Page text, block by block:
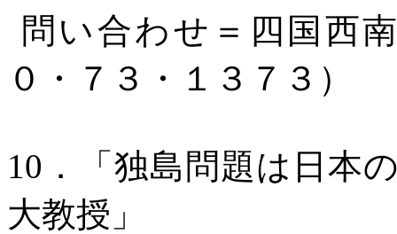
問い合わせ＝四国西
０・７３・１３７３）
10 ．「独島問題は日本
大教授」